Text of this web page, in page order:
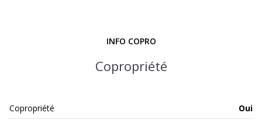
INFO COPRO
Copropriété
Copropriété Oui